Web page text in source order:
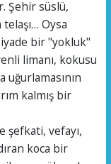
Şehir süslü,
Oysa
bir "yokluk"
limanı, kokusu
uğurlamasının
kalmış bir
şefkati, vefayı,
koca bir